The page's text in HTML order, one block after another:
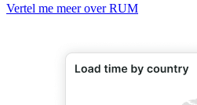
Vertel me meer over RUM